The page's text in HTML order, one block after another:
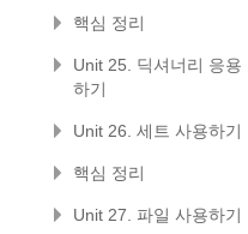
핵심 정리
Unit 25. 딕셔너리 응용
하기
Unit 26. 세트 사용하기
핵심 정리
Unit 27. 파일 사용하기